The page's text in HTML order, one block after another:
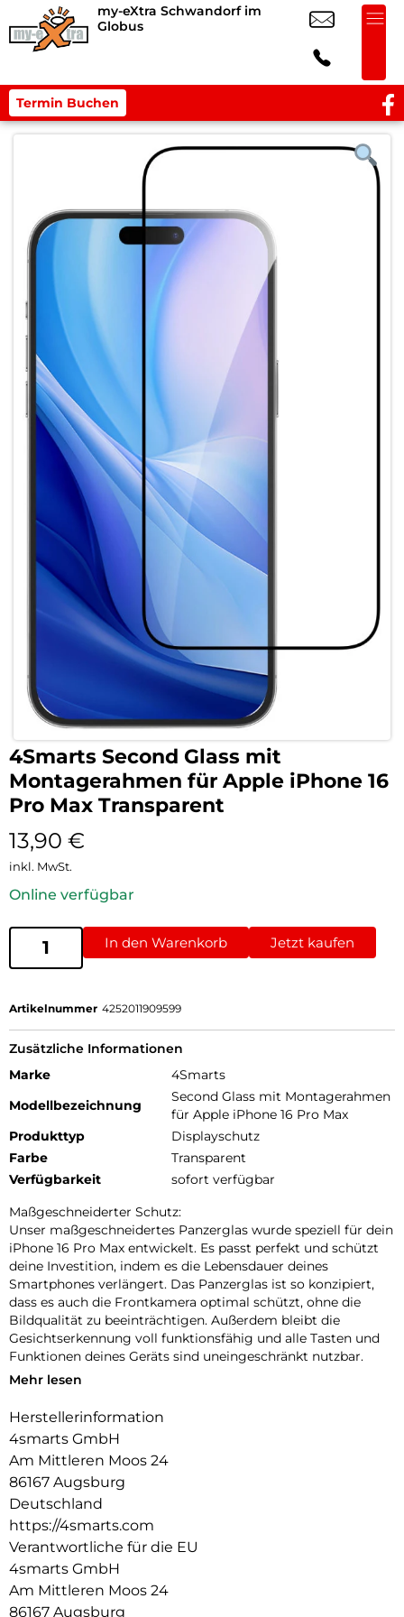
my-eXtra Schwandorf im
Globus
Termin Buchen
4Smarts Second Glass mit
Montagerahmen für Apple iPhone 16
Pro Max Transparent
13,90 €
inkl. MwSt.
Online verfügbar
In den Warenkorb Jetzt kaufen
Artikelnummer 4252011909599
Zusätzliche Informationen
Marke
4Smarts
Modellbezeichnung
Second Glass mit Montagerahmen
für Apple iPhone 16 Pro Max
Produkttyp
Displayschutz
Farbe
Transparent
Verfügbarkeit
sofort verfügbar
Maßgeschneiderter Schutz:
Unser maßgeschneidertes Panzerglas wurde speziell für dein
iPhone 16 Pro Max entwickelt. Es passt perfekt und schützt
deine Investition, indem es die Lebensdauer deines
Smartphones verlängert. Das Panzerglas ist so konzipiert,
dass es auch die Frontkamera optimal schützt, ohne die
Bildqualität zu beeinträchtigen. Außerdem bleibt die
Gesichtserkennung voll funktionsfähig und alle Tasten und
Funktionen deines Geräts sind uneingeschränkt nutzbar.
Einfache Montage:
einfacher zu montieren wie eine Panzerfolie. Mit dem
mitgelieferten Montagerahmen lässt sich das Schutzglas
exakt positionieren und dank des Reinigungssets staubfrei
anbringen. Und wenn es Zeit ist, das Glas auszutauschen, ist
das genauso einfach. Mit unserem Second Glas erhältst du
einen effektiven und benutzerfreundlichen Schutz für das
Display deines Mobilgeräts.
Kristallklare Qualität:
Smartphone, sondern garantiert auch die uneingeschränkte
Mehr lesen
Herstellerinformation
4smarts GmbH
Am Mittleren Moos 24
86167 Augsburg
Deutschland
https://4smarts.com
Verantwortliche für die EU
4smarts GmbH
Am Mittleren Moos 24
86167 Augsburg